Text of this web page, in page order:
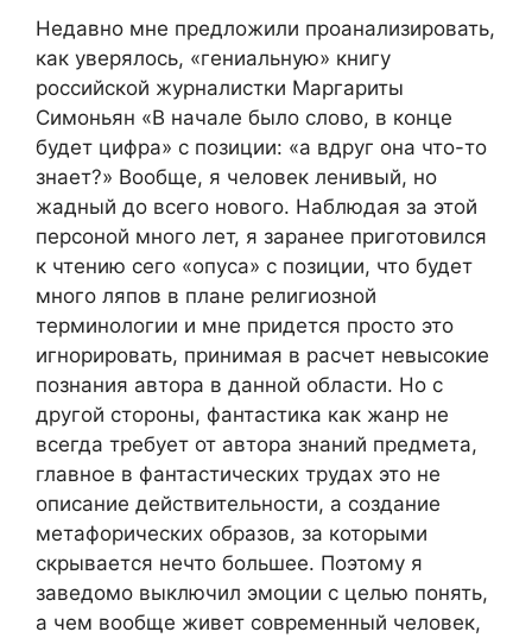
Недавно мне предложили проанализировать,
как уверялось, «гениальную» книгу
российской журналистки Маргариты
Симоньян «В начале было слово, в конце
будет цифра» с позиции: «а вдруг она что-то
знает?» Вообще, я человек ленивый, но
жадный до всего нового. Наблюдая за этой
персоной много лет, я заранее приготовился
к чтению сего «опуса» с позиции, что будет
много ляпов в плане религиозной
терминологии и мне придется просто это
игнорировать, принимая в расчет невысокие
познания автора в данной области. Но с
другой стороны, фантастика как жанр не
всегда требует от автора знаний предмета,
главное в фантастических трудах это не
описание действительности, а создание
метафорических образов, за которыми
скрывается нечто большее. Поэтому я
заведомо выключил эмоции с целью понять,
а чем вообще живет современный человек,